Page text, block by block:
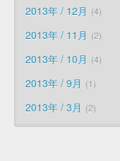
2013年 / 12月 4
2013年 / 11月 2
2013年 / 10月 4
2013年 / 9月 1
2013年 / 3月 2